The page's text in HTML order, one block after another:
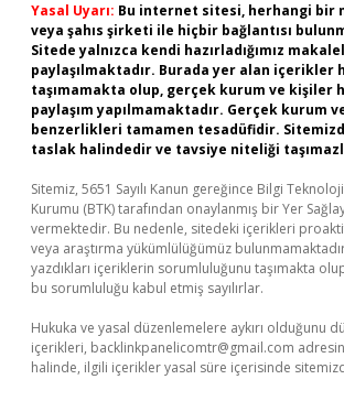
Yasal Uyarı: Bu internet sitesi, herhangi bir
veya şahıs şirketi ile hiçbir bağlantısı
Sitede yalnızca kendi hazırladığımız
paylaşılmaktadır. Burada yer alan içerikler
taşımamakta olup, gerçek kurum ve kişiler
paylaşım yapılmamaktadır. Gerçek kurum
benzerlikleri tamamen tesadüfidir.
taslak halindedir ve tavsiye niteliği
Sitemiz, 5651 Sayılı Kanun gereğince Bilgi
Kurumu (BTK) tarafından onaylanmış bir Yer
vermektedir. Bu nedenle, sitedeki içerikleri
veya araştırma yükümlülüğümüz
yazdıkları içeriklerin sorumluluğunu taşımakta
bu sorumluluğu kabul etmiş sayılırlar.
Hukuka ve yasal düzenlemelere aykırı olduğunu
içerikleri, backlinkpanelicomtr@gmail.com
halinde, ilgili içerikler yasal süre içerisinde